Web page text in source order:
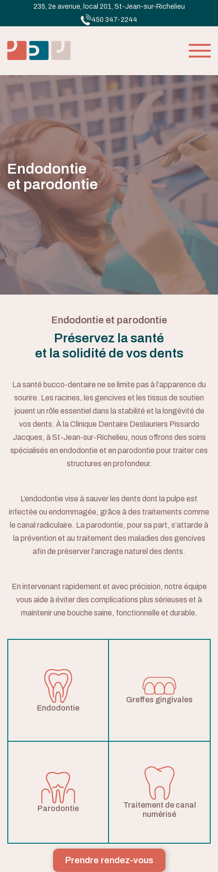
235, 2e avenue, local 201, St-Jean-sur-Richelieu
450 347-2244
À propos
Contact
Urgence
Endodontie
et parodontie
Endodontie et parodontie
Préservez la santé
et la solidité de vos dents
La santé bucco-dentaire ne se limite pas à l’apparence du
sourire. Les racines, les gencives et les tissus de soutien
jouent un rôle essentiel dans la stabilité et la longévité de
vos dents. À la Clinique Dentaire Deslauriers Pissardo
Jacques, à St-Jean-sur-Richelieu, nous offrons des soins
spécialisés en endodontie et en parodontie pour traiter ces
structures en profondeur.
L’endodontie vise à sauver les dents dont la pulpe est
infectée ou endommagée, grâce à des traitements comme
le canal radiculaire. La parodontie, pour sa part, s’attarde à
la prévention et au traitement des maladies des gencives
afin de préserver l’ancrage naturel des dents.
En intervenant rapidement et avec précision, notre équipe
vous aide à éviter des complications plus sérieuses et à
maintenir une bouche saine, fonctionnelle et durable.
Endodontie
Greffes gingivales
Parodontie
Traitement de canal
numérisé
Prendre rendez-vous